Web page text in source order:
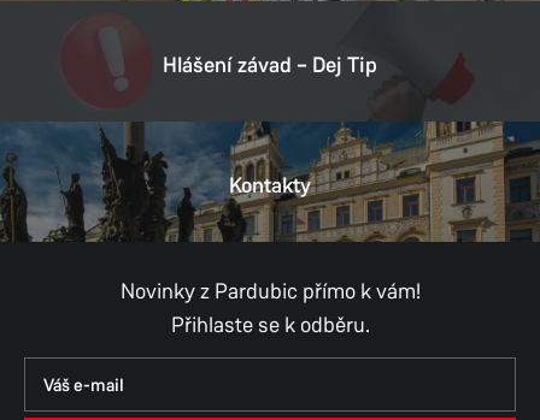
Hlášení závad – Dej Tip
Kontakty
Novinky z Pardubic přímo k vám!
Přihlaste se k odběru.